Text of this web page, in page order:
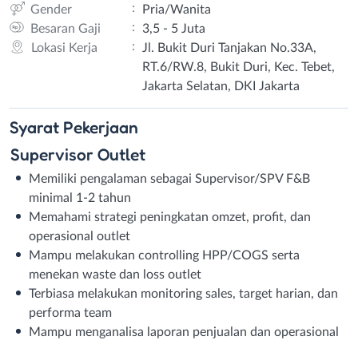
Gender
:
Pria/Wanita
Besaran Gaji
:
3,5 - 5 Juta
Lokasi Kerja
:
Jl. Bukit Duri Tanjakan No.33A,
RT.6/RW.8, Bukit Duri, Kec. Tebet,
Jakarta Selatan, DKI Jakarta
Syarat Pekerjaan
Supervisor Outlet
Memiliki pengalaman sebagai Supervisor/SPV F&B
minimal 1-2 tahun
Memahami strategi peningkatan omzet, profit, dan
operasional outlet
Mampu melakukan controlling HPP/COGS serta
menekan waste dan loss outlet
Terbiasa melakukan monitoring sales, target harian, dan
performa team
Mampu menganalisa laporan penjualan dan operasional